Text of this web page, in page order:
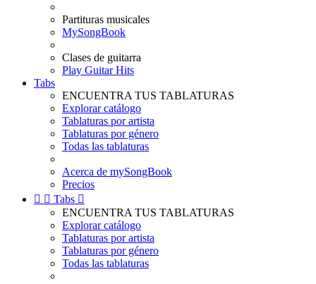
Partituras musicales
MySongBook
Clases de guitarra
Play Guitar Hits
Tabs
ENCUENTRA TUS TABLATURAS
Explorar catálogo
Tablaturas por artista
Tablaturas por género
Todas las tablaturas
Acerca de mySongBook
Precios
  Tabs 
ENCUENTRA TUS TABLATURAS
Explorar catálogo
Tablaturas por artista
Tablaturas por género
Todas las tablaturas